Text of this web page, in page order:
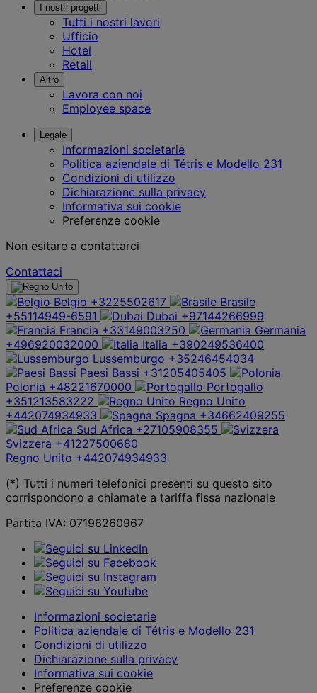
I nostri progetti
Tutti i nostri lavori
Ufficio
Hotel
Retail
Altro
Lavora con noi
Employee space
Legale
Informazioni societarie
Politica aziendale di Tétris e Modello 231
Condizioni di utilizzo
Dichiarazione sulla privacy
Informativa sui cookie
Preferenze cookie
Non esitare a contattarci
Contattaci
Belgio +3225502617
Brasile
+55114949-6591
Dubai +97144266999
Francia +33149003250
Germania
+496920032000
Italia +390249536400
Lussemburgo +35246454034
Paesi Bassi +31205405405
Polonia +48221670000
Portogallo
+351213583222
Regno Unito
+442074934933
Spagna +34662409255
Sud Africa +27105908355
Svizzera +41227500680
Regno Unito +442074934933
(*) Tutti i numeri telefonici presenti su questo sito
corrispondono a chiamate a tariffa fissa nazionale
Partita IVA: 07196260967
Informazioni societarie
Politica aziendale di Tétris e Modello 231
Condizioni di utilizzo
Dichiarazione sulla privacy
Informativa sui cookie
Preferenze cookie